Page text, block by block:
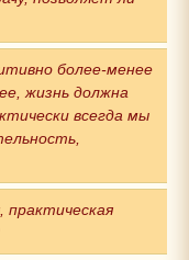
более-менее
жизнь должна
всегда мы
практическая